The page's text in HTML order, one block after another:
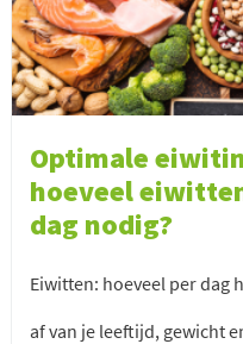
Optimale
hoeveel
dag nodig?
Eiwitten: hoeveel per dag
af van je leeftijd, gewicht